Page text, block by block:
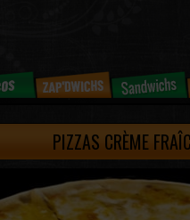
PIZZAS CRÈME